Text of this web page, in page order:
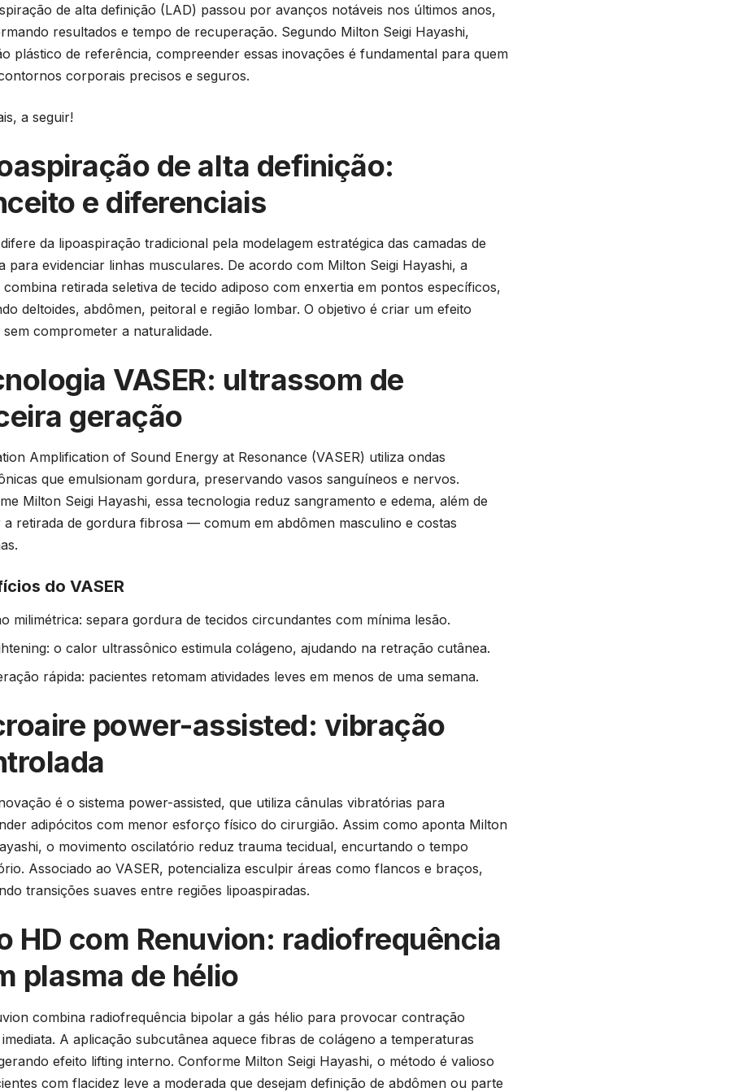
de alta definição (LAD) passou por avanços notáveis nos últimos anos,
resultados e tempo de recuperação. Segundo Milton Seigi Hayashi,
plástico de referência, compreender essas inovações é fundamental para quem
corporais precisos e seguros.
a seguir!
de alta definição:
e diferenciais
da lipoaspiração tradicional pela modelagem estratégica das camadas de
para evidenciar linhas musculares. De acordo com Milton Seigi Hayashi, a
combina retirada seletiva de tecido adiposo com enxertia em pontos específicos,
deltoides, abdômen, peitoral e região lombar. O objetivo é criar um efeito
sem comprometer a naturalidade.
VASER: ultrassom de
geração
Amplification of Sound Energy at Resonance (VASER) utiliza ondas
que emulsionam gordura, preservando vasos sanguíneos e nervos.
Milton Seigi Hayashi, essa tecnologia reduz sangramento e edema, além de
a retirada de gordura fibrosa — comum em abdômen masculino e costas
do VASER
milimétrica: separa gordura de tecidos circundantes com mínima lesão.
o calor ultrassônico estimula colágeno, ajudando na retração cutânea.
rápida: pacientes retomam atividades leves em menos de uma semana.
power-assisted: vibração
é o sistema power-assisted, que utiliza cânulas vibratórias para
adipócitos com menor esforço físico do cirurgião. Assim como aponta Milton
o movimento oscilatório reduz trauma tecidual, encurtando o tempo
Associado ao VASER, potencializa esculpir áreas como flancos e braços,
transições suaves entre regiões lipoaspiradas.
HD com Renuvion: radiofrequência
plasma de hélio
combina radiofrequência bipolar a gás hélio para provocar contração
A aplicação subcutânea aquece fibras de colágeno a temperaturas
efeito lifting interno. Conforme Milton Seigi Hayashi, o método é valioso
com flacidez leve a moderada que desejam definição de abdômen ou parte